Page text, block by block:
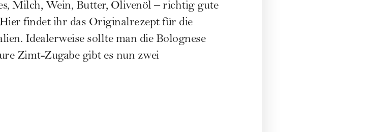
Milch, Wein, Butter, Olivenöl – richtig gute
findet ihr das Originalrezept für die
. Idealerweise sollte man die Bolognese
Zimt-Zugabe gibt es nun zwei